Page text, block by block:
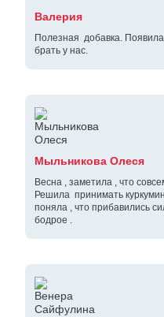
Валерия
Полезная добавка.
брать у нас.
Мыльникова Олеся
Весна , заметила , что
Решила принимать
поняла , что прибавились
бодрое .